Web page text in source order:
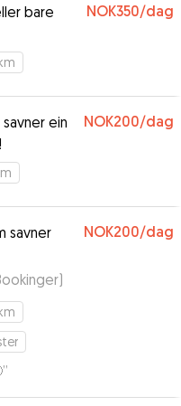
bare
NOK350/dag
ein
NOK200/dag
savner
NOK200/dag
)
”